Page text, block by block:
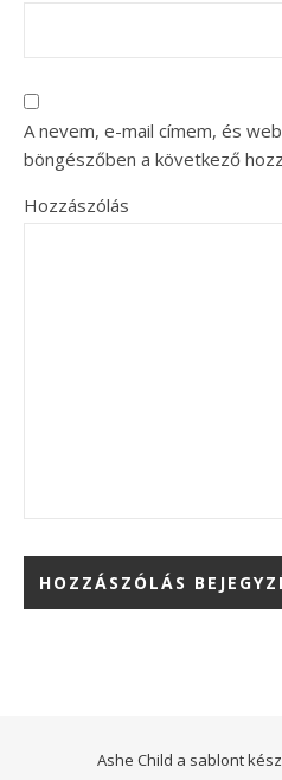
A nevem, e-mail címem, és
böngészőben a következő
Hozzászólás
Ashe Child a sablont